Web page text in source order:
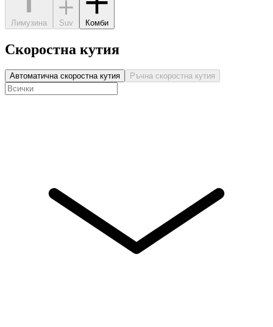
Лимузина Suv Комби
Скоростна кутия
Автоматична скоростна кутия Ръчна скоростна кутия